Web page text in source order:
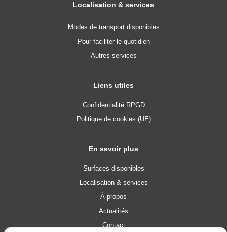
Localisation & services
Modes de transport disponibles
Pour faciliter le quotidien
Autres services
Liens utiles
Confidentialité RPGD
Politique de cookies (UE)
En savoir plus
Surfaces disponibles
Localisation & services
À propos
Actualités
Contact